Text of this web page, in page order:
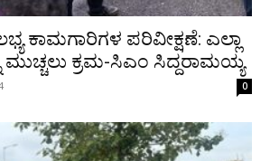
ಕಾಮಗಾರಿಗಳ ಪರಿವೀಕ್ಷಣೆ: ಎಲ್ಲಾ
ಮುಚ್ಚಲು ಕ್ರಮ-ಸಿಎಂ ಸಿದ್ದರಾಮಯ್ಯ
0